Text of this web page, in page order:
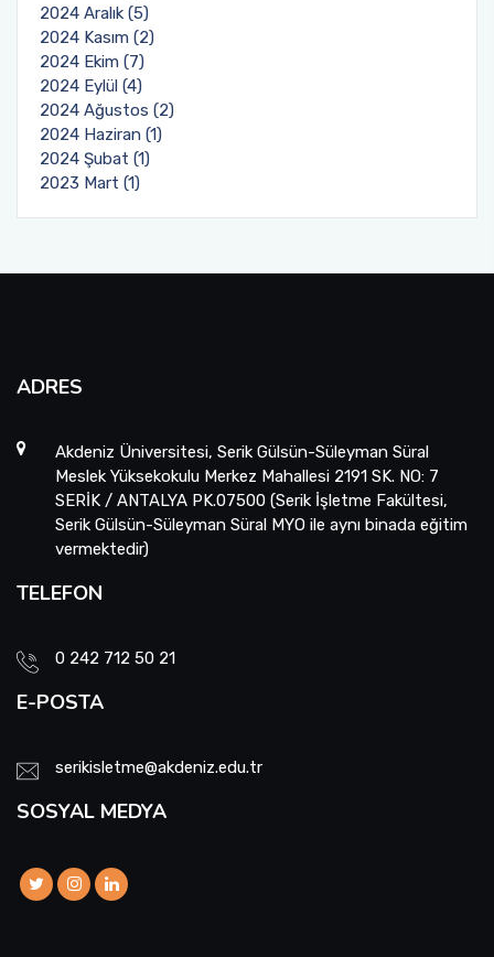
2024 Aralık (5)
2024 Kasım (2)
2024 Ekim (7)
2024 Eylül (4)
2024 Ağustos (2)
2024 Haziran (1)
2024 Şubat (1)
2023 Mart (1)
ADRES
Akdeniz Üniversitesi, Serik Gülsün-Süleyman Süral
Meslek Yüksekokulu Merkez Mahallesi 2191 SK. NO: 7
SERİK / ANTALYA PK.07500 (Serik İşletme Fakültesi,
Serik Gülsün-Süleyman Süral MYO ile aynı binada eğitim
vermektedir)
TELEFON
0 242 712 50 21
E-POSTA
serikisletme@akdeniz.edu.tr
SOSYAL MEDYA